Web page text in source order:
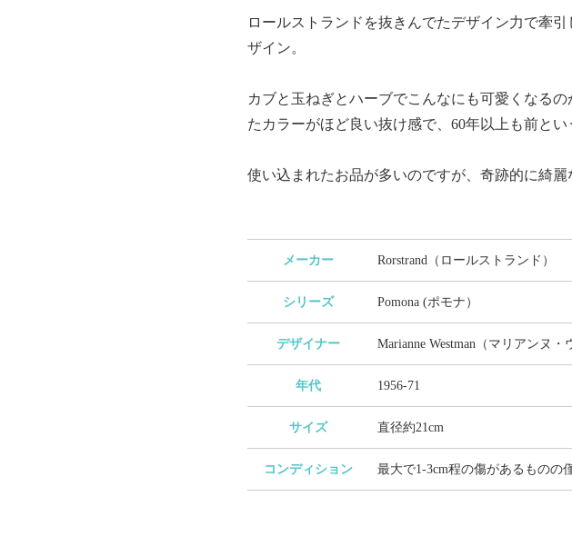
ロールストランドを抜きんでたデザイン力で牽
ザイン。
カブと玉ねぎとハーブでこんなにも可愛くなる
たカラーがほど良い抜け感で、60年以上も前とい
使い込まれたお品が多いのですが、奇跡的に綺
メーカー Rorstrand（ロールストランド）
シリーズ Pomona (ポモナ）
デザイナー Marianne Westman（マリアンヌ・
年代 1956-71
サイズ 直径約21cm
コンディション 最大で1-3cm程の傷があるものの